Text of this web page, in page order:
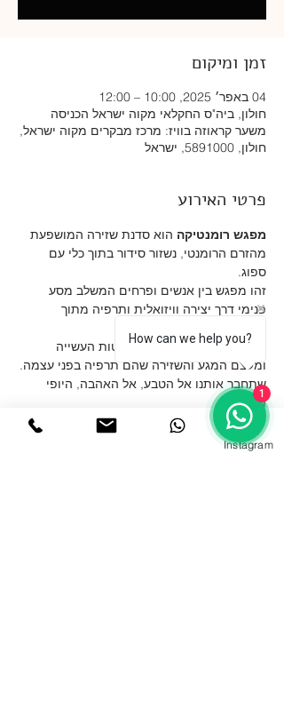
זמן ומיקום
04 באפר׳ 2025, 10:00 – 12:00
חולון, ביה"ס החקלאי מקוה ישראל הכניסה
משער קראוזה בוויז: מרכז מבקרים מקוה ישראל,
חולון, 5891000, ישראל
פרטי האירוע
מפגש רומנטיקה הוא סדנת שזירה המושפעת
מהזרם הרומנטי, נשזור סידור בתוך כלי עם
ספוג.
זהו מפגש בין אנשים ופרחים המשלב מסע
פנימי דרך יצירה וויזואלית ותרפיה מתוך
מפגש של ריפוי המגיע מפשטות העשייה
ומעצם המגע והשזירה שהם תרפיה בפני עצמה.
שתחבר אותנו אל הטבע, אל האהבה, היופי
והרגש.
נתאהב בפרחים ובעצמנו.
נשזור עם המון תשוקה, חופש ופתיחות
Instagram
How can we help you?
1